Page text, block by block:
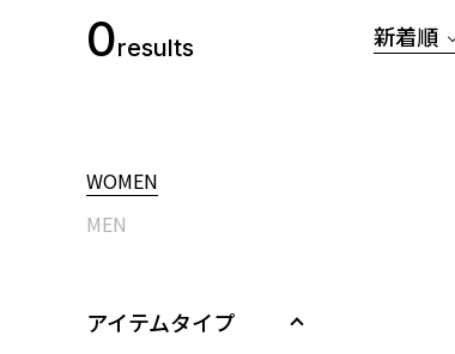
0results
WOMEN
MEN
アイテムタイプ
新着順